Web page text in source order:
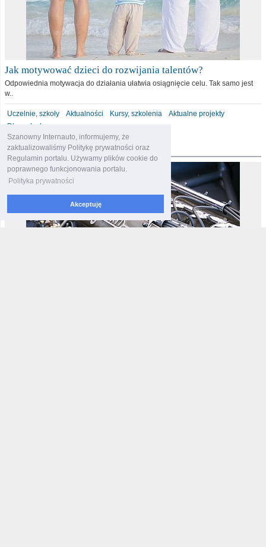
Szanowny Internauto, informujemy, że
zaktualizowaliśmy Politykę prywatności oraz
Regulamin portalu. Używamy plików cookie do
poprawnego funkcjonowania portalu.
Polityka prywatności
Akceptuję
Jak motywować dzieci do rozwijania talentów?
Odpowiednia motywacja do działania ułatwia osiągnięcie celu. Tak samo jest
w..
Uczelnie, szkoły Aktualności Kursy, szkolenia
Aktualne projekty
Dla malucha
motoryzacja